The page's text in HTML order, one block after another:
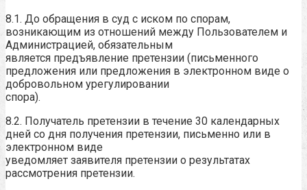
8.1. До обращения в суд с иском по спорам,
возникающим из отношений между Пользователем и
Администрацией, обязательным
является предъявление претензии (письменного
предложения или предложения в электронном виде о
добровольном урегулировании
спора).
8.2. Получатель претензии в течение 30 календарных
дней со дня получения претензии, письменно или в
электронном виде
уведомляет заявителя претензии о результатах
рассмотрения претензии.